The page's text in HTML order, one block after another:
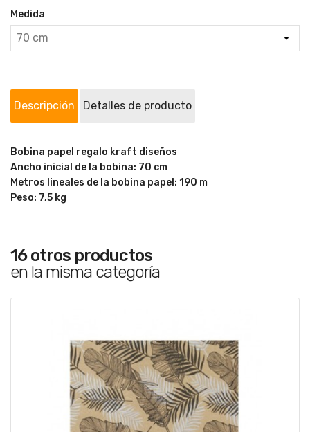
Medida
Descripción Detalles de producto
Bobina papel regalo kraft diseños
Ancho inicial de la bobina: 70 cm
Metros lineales de la bobina papel: 190 m
Peso: 7,5 kg
16 otros productos
en la misma categoría